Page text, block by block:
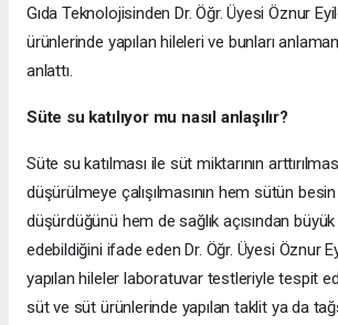
Gıda Teknolojisinden Dr. Öğr. Üyesi Öznur
ürünlerinde yapılan hileleri ve bunları
anlattı.
Süte su katılıyor mu nasıl anlaşılır?
Süte su katılması ile süt miktarının
düşürülmeye çalışılmasının hem sütün
düşürdüğünü hem de sağlık açısından
edebildiğini ifade eden Dr. Öğr. Üyesi Öznur
yapılan hileler laboratuvar testleriyle tespit
süt ve süt ürünlerinde yapılan taklit ya da